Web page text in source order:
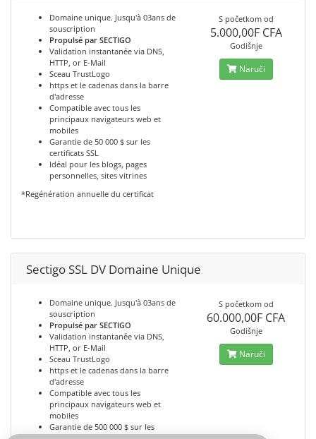
Domaine unique. Jusqu'à 03ans de
souscription
Propulsé par SECTIGO
Validation instantanée via DNS,
HTTP, or E-Mail
Sceau TrustLogo
https et le cadenas dans la barre
d'adresse
Compatible avec tous les
principaux navigateurs web et
mobiles
Garantie de 50 000 $ sur les
certificats SSL
Idéal pour les blogs, pages
personnelles, sites vitrines
*Regénération annuelle du certificat
S početkom od
5.000,00F CFA
Godišnje
Naruči
Sectigo SSL DV Domaine Unique
Domaine unique. Jusqu'à 03ans de
souscription
Propulsé par SECTIGO
Validation instantanée via DNS,
HTTP, or E-Mail
Sceau TrustLogo
https et le cadenas dans la barre
d'adresse
Compatible avec tous les
principaux navigateurs web et
mobiles
Garantie de 500 000 $ sur les
S početkom od
60.000,00F CFA
Godišnje
Naruči